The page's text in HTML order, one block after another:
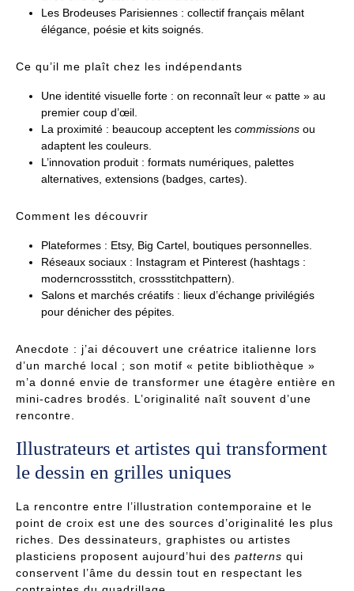
Les Brodeuses Parisiennes : collectif français mêlant
élégance, poésie et kits soignés.
Ce qu’il me plaît chez les indépendants
Une identité visuelle forte : on reconnaît leur « patte » au
premier coup d’œil.
La proximité : beaucoup acceptent les commissions ou
adaptent les couleurs.
L’innovation produit : formats numériques, palettes
alternatives, extensions (badges, cartes).
Comment les découvrir
Plateformes : Etsy, Big Cartel, boutiques personnelles.
Réseaux sociaux : Instagram et Pinterest (hashtags :
moderncrossstitch, crossstitchpattern).
Salons et marchés créatifs : lieux d’échange privilégiés
pour dénicher des pépites.
Anecdote : j’ai découvert une créatrice italienne lors
d’un marché local ; son motif « petite bibliothèque »
m’a donné envie de transformer une étagère entière en
mini-cadres brodés. L’originalité naît souvent d’une
rencontre.
Illustrateurs et artistes qui transforment
le dessin en grilles uniques
La rencontre entre l’illustration contemporaine et le
point de croix est une des sources d’originalité les plus
riches. Des dessinateurs, graphistes ou artistes
plasticiens proposent aujourd’hui des patterns qui
conservent l’âme du dessin tout en respectant les